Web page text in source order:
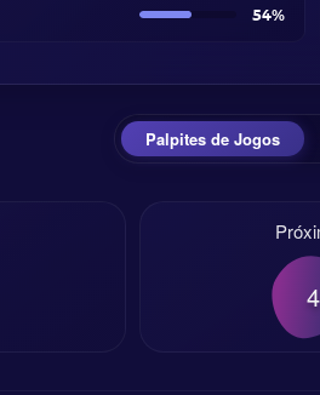
54%
Palpites de Jogos
4